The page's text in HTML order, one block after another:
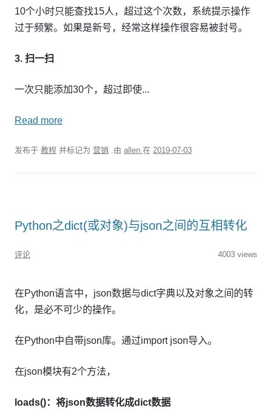
10个小时只能查找15人，超过这个次数，系统提示操作
过于频繁。如果是新号，经常这样操作很容易被封号。
3. 扫一扫
一次只能添加30个，超过即使...
Read more
发布于 教程 并标记为 营销 .由 allen 在 2019-07-03
Python之dict(或对象)与json之间的互相转化
评论 4003 views
在Python语言中，json数据与dict字典以及对象之间的转
化，是必不可少的操作。
在Python中自带json库。通过import json导入。
在json模块有2个方法，
loads()：将json数据转化成dict数据